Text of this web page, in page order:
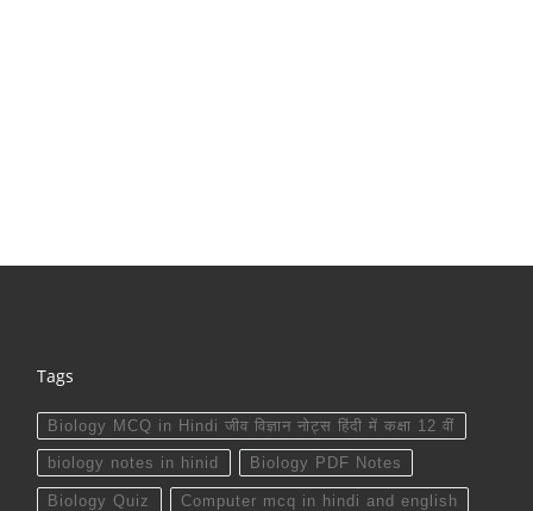
Tags
Biology MCQ in Hindi जीव विज्ञान नोट्स हिंदी में कक्षा 12 वीं
biology notes in hinid Biology PDF Notes
Biology Quiz Computer mcq in hindi and english